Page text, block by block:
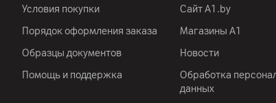
Условия покупки
Порядок оформления заказа
Образцы документов
Помощь и поддержка
Сайт A1.by
Магазины А1
Новости
Обработка
данных